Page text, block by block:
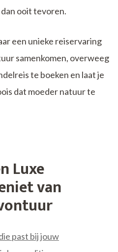
ooit tevoren.
een unieke reiservaring
samenkomen, overweeg
te boeken en laat je
dat moeder natuur te
Luxe
van
past bij jouw